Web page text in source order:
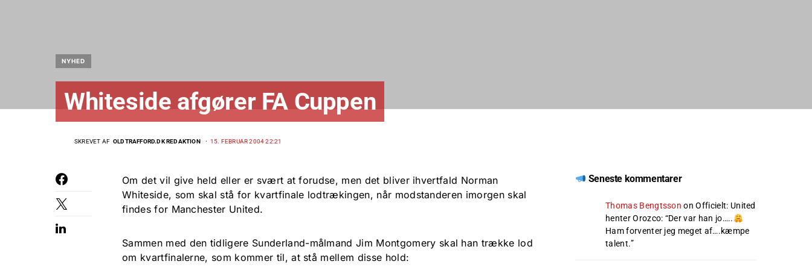
NYHED
Whiteside afgører FA Cuppen
SKREVET AF OLDTRAFFORD.DK REDAKTION 15. FEBRUAR 2004 22:21
Om det vil give held eller er svært at forudse, men det bliver ihvertfald Norman
Whiteside, som skal stå for kvartfinale lodtrækingen, når modstanderen imorgen skal
findes for Manchester United.
Sammen med den tidligere Sunderland-målmand Jim Montgomery skal han trække lod
om kvartfinalerne, som kommer til, at stå mellem disse hold:
Seneste kommentarer
Thomas Bengtsson onOfficielt: United
henter Orozco: “Der var han jo…..
Ham forventer jeg meget af….kæmpe
talent.”